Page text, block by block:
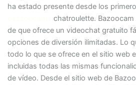
ha estado presente desde los
chatroulette.
de que ofrece un videochat gratuito
opciones de diversión ilimitadas. Lo
todo lo que se ofrece en el sitio web
incluidas todas las mismas
de vídeo. Desde el sitio web de